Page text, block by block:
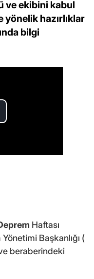
ve ekibini kabul
hazırlıklar
bilgi
Haftası
Başkanlığı (
beraberindeki